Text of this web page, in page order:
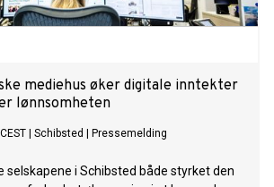
mediehus øker digitale inntekter
lønnsomheten
Schibsted Pressemelding
selskapene i Schibsted både styrket den